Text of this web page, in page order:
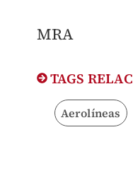
MRA
TAGS
Aerolíneas